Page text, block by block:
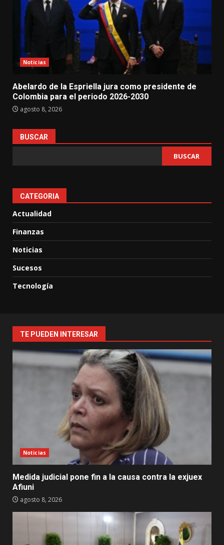
Noticias
Abelardo de la Espriella jura como presidente de
Colombia para el periodo 2026-2030
agosto 8, 2026
BUSCAR
BUSCAR
CATEGORIA
Actualidad
Finanzas
Noticias
Sucesos
Tecnología
TE PUEDEN INTERESAR
Noticias
Medida judicial pone fin a la causa contra la exjuex
Afiuni
agosto 8, 2026